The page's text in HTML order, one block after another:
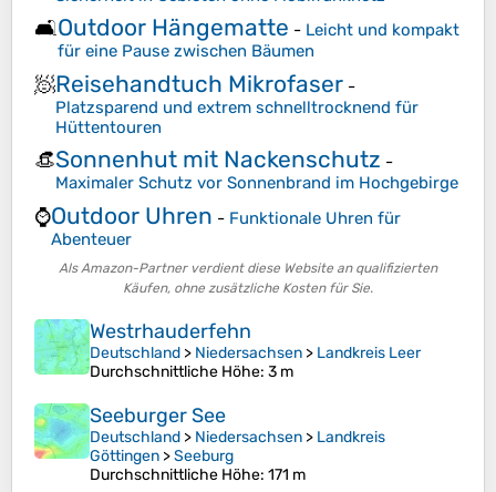
🛋️Outdoor Hängematte - Leicht und kompakt
für eine Pause zwischen Bäumen
🧖Reisehandtuch Mikrofaser -
Platzsparend und extrem schnelltrocknend für
Hüttentouren
👒Sonnenhut mit Nackenschutz -
Maximaler Schutz vor Sonnenbrand im Hochgebirge
⌚Outdoor Uhren - Funktionale Uhren für
Abenteuer
Als Amazon-Partner verdient diese Website an qualifizierten
Käufen, ohne zusätzliche Kosten für Sie.
Westrhauderfehn
Deutschland > Niedersachsen > Landkreis Leer
Durchschnittliche Höhe: 3 m
Seeburger See
Deutschland > Niedersachsen > Landkreis
Göttingen >Seeburg
Durchschnittliche Höhe: 171 m